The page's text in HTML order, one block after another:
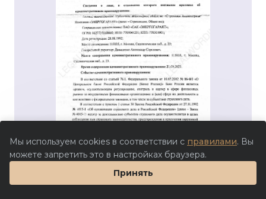
Мы используем cookies в соответствии с правилами. Вы
можете запретить это в настройках браузера.
Принять